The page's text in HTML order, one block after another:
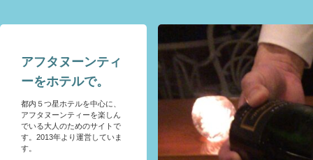
アフタヌーンティ
ーをホテルで。
都内５つ星ホテルを中心に、
アフタヌーンティーを楽しん
でいる大人のためのサイトで
す。2013年より運営していま
す。